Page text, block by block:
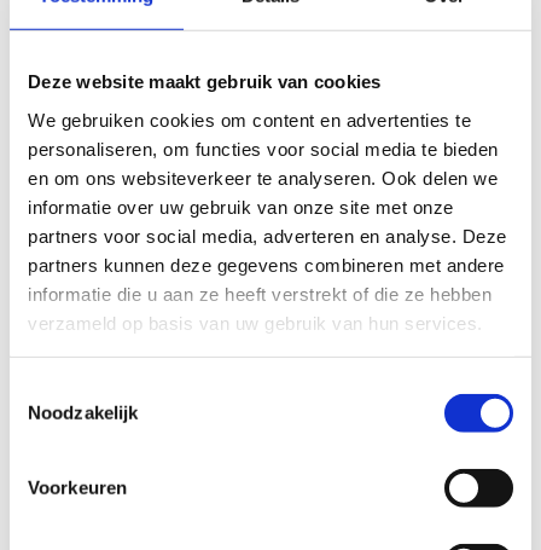
Deze website maakt gebruik van cookies
We gebruiken cookies om content en advertenties te
personaliseren, om functies voor social media te bieden
en om ons websiteverkeer te analyseren. Ook delen we
informatie over uw gebruik van onze site met onze
partners voor social media, adverteren en analyse. Deze
partners kunnen deze gegevens combineren met andere
informatie die u aan ze heeft verstrekt of die ze hebben
verzameld op basis van uw gebruik van hun services.
Noodzakelijk
Voorkeuren
de gebruiker op
voor het huidige
domein
Voorkeuren (1)
Voorkeurscookies zorgen ervoor dat een website
informatie kan onthouden die van invloed is op
het gedrag en de vormgeving van de website,
zoals de taal van uw voorkeur of de regio waar u
woont.
rrent_lan
Sessie